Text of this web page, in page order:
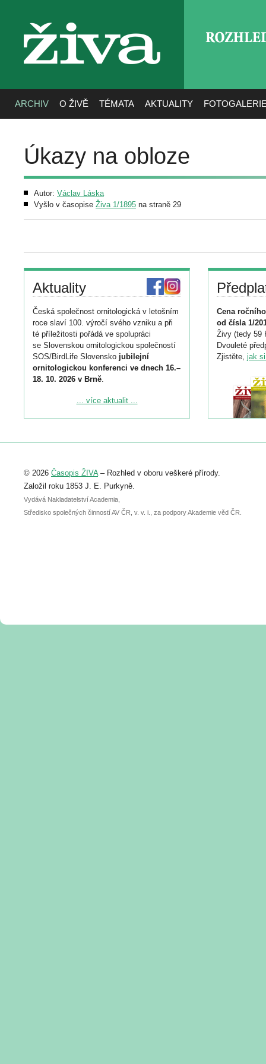
živa
ARCHIV O ŽIVĚ TÉMATA AKTUALITY
Úkazy na obloze
Autor: Václav Láska
Vyšlo v časopise Živa 1/1895 na straně 29
Aktuality
Česká společnost ornitologická v letošním
roce slaví 100. výročí svého vzniku a při
té příležitosti pořádá ve spolupráci
se Slovenskou ornitologickou společností
SOS/BirdLife Slovensko jubilejní
ornitologickou konferenci ve dnech 16.–
18. 10. 2026 v Brně.
Podrobnější informace ke konferenci
Registrovat se můžete do 6. září.
abstraktu přihlášené přednášky nebo
posteru je už 30. června.
... více aktualit ...
Cena
od čísla 1/
Živy (tedy 59
Dvouleté
Zjistěte, jak
© 2026 Časopis ŽIVA– Rozhled v oboru veškeré přírody.
Založil roku 1853 J. E. Purkyně.
Vydává Nakladatelství Academia,
Středisko společných činností AV ČR, v. v. i., za podpory Akademie věd ČR.